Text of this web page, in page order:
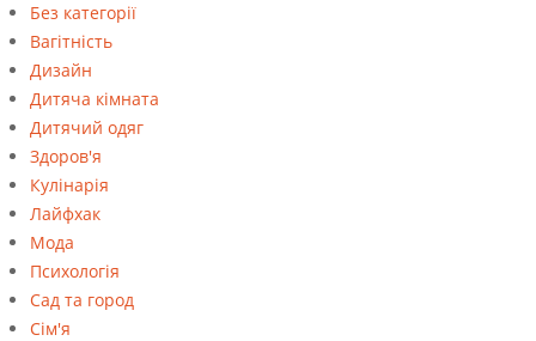
Без категорії
Вагітність
Дизайн
Дитяча кімната
Дитячий одяг
Здоров'я
Кулінарія
Лайфхак
Мода
Психологія
Сад та город
Сім'я